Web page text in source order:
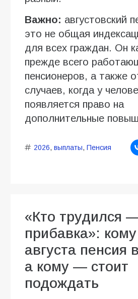
Важно: августовский
это не общая
для всех граждан. Он
прежде всего
пенсионеров, а также
случаев, когда у
появляется право на
дополнительные
2026, выплаты, Пенсия
«Кто трудился
прибавка»:
августа пенсия
а кому — стоит
подождать